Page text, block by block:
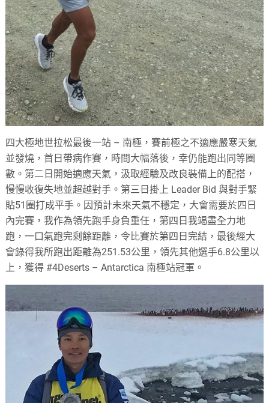
四大極地世拉松最後一站 – 南極，賽前極之不適應嚴寒天氣
並發燒，首日帶病作賽，時間大幅落後，幸仍能跑出同等圈
數。第二日開始適應天氣，汲取經驗及改良裝備上的配搭，
慢慢收復失地並超越對手。第三日掛上 Leader Bid 與對手緊
貼51圈打成平手。因預計未來天氣不穩定，大會需要於四日
內完賽，我作為領先跑手身負重任，第四日我竭盡全力地
跑，一口氣跑完剩餘距離，令比賽於第四日完結，最後經大
會錄得我所跑出距離為251.53公里，領先其他選手6.8公里以
上，獲得 #4Deserts – Antarctica 南極站冠軍。